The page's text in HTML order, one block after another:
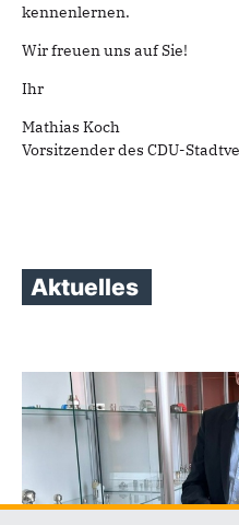
kennenlernen.
Wir freuen uns auf Sie!
Ihr
Mathias Koch
Vorsitzender des CDU-
Aktuelles